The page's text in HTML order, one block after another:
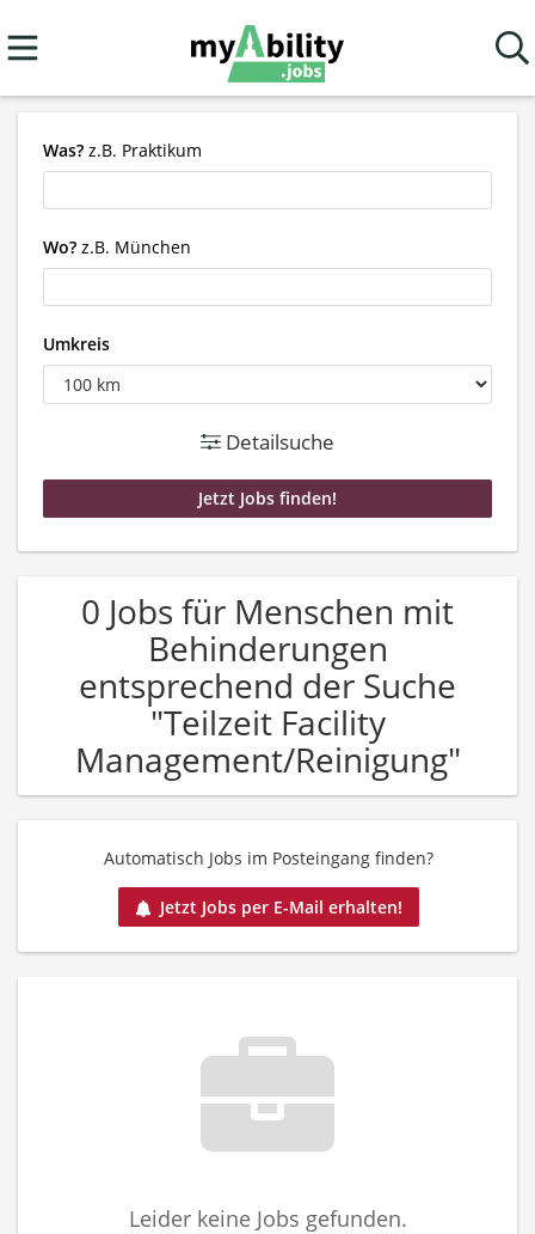
Was? z.B. Praktikum
Wo? z.B. München
Umkreis
Detailsuche
0 Jobs für Menschen mit
Behinderungen
entsprechend der Suche
"Teilzeit Facility
Management/Reinigung"
Automatisch Jobs im Posteingang finden?
Jetzt Jobs per E-Mail erhalten!
Leider keine Jobs gefunden.